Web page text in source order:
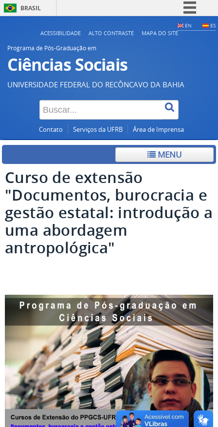
BRASIL
Acesso à informação
Legislação
Canais
EN ES
ACESSIBILIDADE ALTO CONTRASTE MAPA DO SITE
Programa de Pós-Graduação em
Ciências Sociais
UNIVERSIDADE FEDERAL DO RECÔNCAVO DA BAHIA
Contato Serviços da UFRB Área de Imprensa
MENU
Curso de extensão
"Documentos, burocracia e
gestão estatal: introdução a
uma abordagem
antropológica"